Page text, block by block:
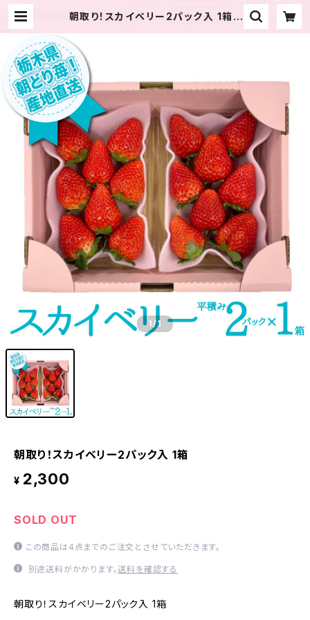
朝取り！スカイベリー2パック入 1箱 |
1/1
朝取り！スカイベリー2パック入 1箱
¥ 2,300
SOLD OUT
この商品は4点までのご注文とさせていただきます。
別途送料がかかります。送料を確認する
朝取り！スカイベリー2パック入 1箱